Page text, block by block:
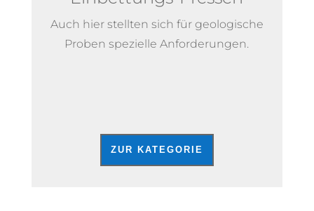
Auch hier stellten sich für geologische
Proben spezielle Anforderungen.
ZUR KATEGORIE